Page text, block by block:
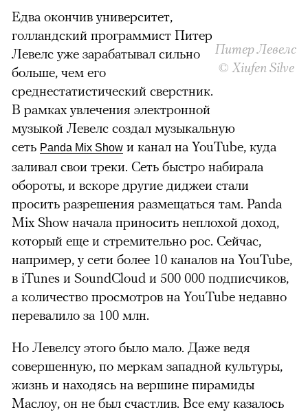
Питер Левелс
© Xiufen Silve
Едва окончив университет,
голландский программист Питер
Левелс уже зарабатывал сильно
больше, чем его
среднестатистический сверстник.
В рамках увлечения электронной
музыкой Левелс создал музыкальную
сеть Panda Mix Show и канал на YouTubе, куда
заливал свои треки. Сеть быстро набирала
обороты, и вскоре другие диджеи стали
просить разрешения размещаться там. Panda
Mix Show начала приносить неплохой доход,
который еще и стремительно рос. Сейчас,
например, у сети более 10 каналов на YouTube,
в iTunes и SoundCloud и 500 000 подписчиков,
а количество просмотров на YouTube недавно
перевалило за 100 млн.
Но Левелсу этого было мало. Даже ведя
совершенную, по меркам западной культуры,
жизнь и находясь на вершине пирамиды
Маслоу, он не был счастлив. Все ему казалось